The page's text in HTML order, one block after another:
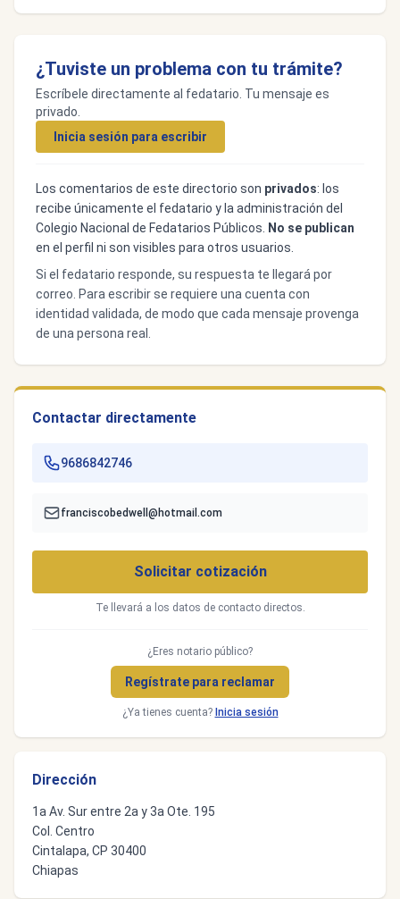
¿Tuviste un problema con tu trámite?
Escríbele directamente al fedatario. Tu mensaje es
privado.
Inicia sesión para escribir
Los comentarios de este directorio son privados: los
recibe únicamente el fedatario y la administración del
Colegio Nacional de Fedatarios Públicos.
No se publican
en el perfil ni son visibles para otros usuarios.
Si el fedatario responde, su respuesta te llegará por
correo. Para escribir se requiere una cuenta con
identidad validada, de modo que cada mensaje provenga
de una persona real.
Contactar directamente
9686842746
franciscobedwell@hotmail.com
Solicitar cotización
Te llevará a los datos de contacto directos.
¿Eres notario público?
Regístrate para reclamar
¿Ya tienes cuenta? Inicia sesión
Dirección
1a Av. Sur entre 2a y 3a Ote. 195
Col. Centro
Cintalapa, CP 30400
Chiapas